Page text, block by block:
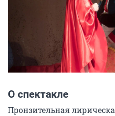
О спектакле
Пронзительная